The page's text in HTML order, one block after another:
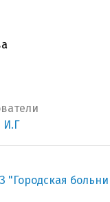
И.Г
"Городская